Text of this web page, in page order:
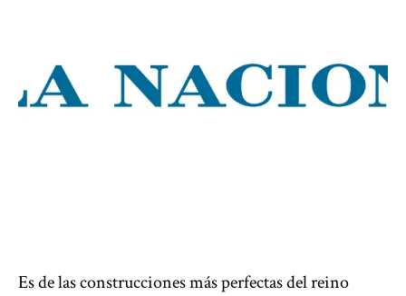
Es de las construcciones más perfectas del reino